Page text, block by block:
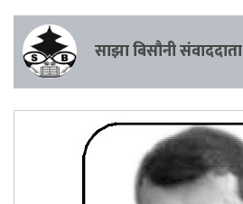
साझा बिसौनी संवाददाता